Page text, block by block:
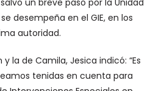
un breve paso por la Unidad
desempeña en el GIE, en los
autoridad.
la de Camila, Jesica indicó: “Es
tenidas en cuenta para